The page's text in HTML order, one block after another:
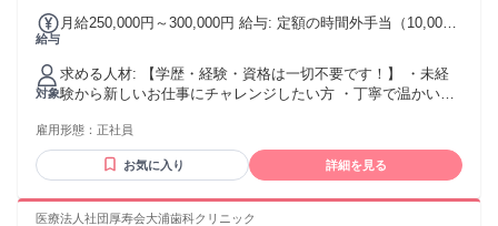
給与
月給250,000円～300,000円 給与: 定額の時間外手当（10,000
均2分未満）
対象
求める人材: 【学歴・経験・資格は一切不要です！】 ・未経
験から新しいお仕事にチャレンジしたい方 ・丁寧で温かい対
令3号のイに基づき長期勤続によるキャリア形成を図る観点か
ら35歳未満の方
雇用形態： 正社員
お気に入り 詳細を見る
医療法人社団厚寿会大浦歯科クリニック